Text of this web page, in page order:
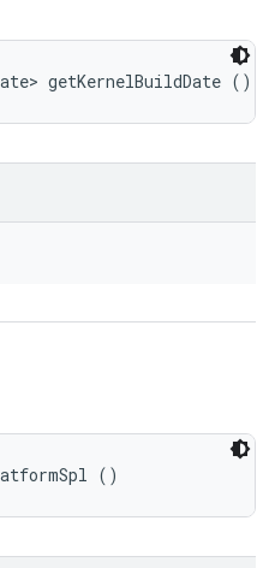
getKernelBuildDate ()
()